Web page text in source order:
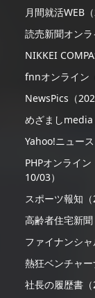
月間就活WEB
読売新聞オン
NIKKEI
fnnオンライン
NewsPics（
めざましmedia
Yahoo!ニュー
PHPオンライ
10/03）
スポーツ報知（
高齢者住宅新聞
ファイナンシ
熱狂ベンチャ
社長の履歴書（